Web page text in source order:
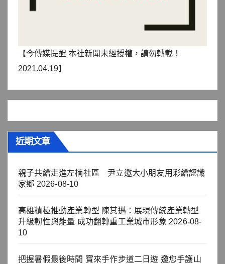
【今傳媒提醒 本社新聞未經授權，請勿轉載！
2021.04.19】
近期文章
親子共繪走進左楠社區 尹立邀大小朋友用彩繪認識
家鄉 2026-08-10
高雄積極推動產業轉型 陳其邁：展現傳統產業轉型
升級韌性與能量 成功翻轉重工業城市形象 2026-08-
10
把握暑假最後時間 寶來手作步道二日遊 邀您手護山